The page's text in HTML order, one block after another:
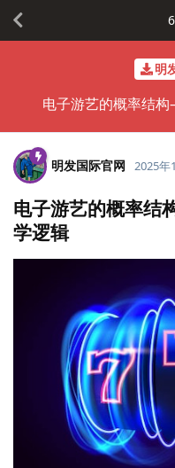
明
电子游艺的概率结
6
明发国际官网 2025年
电子游艺的概率
学逻辑